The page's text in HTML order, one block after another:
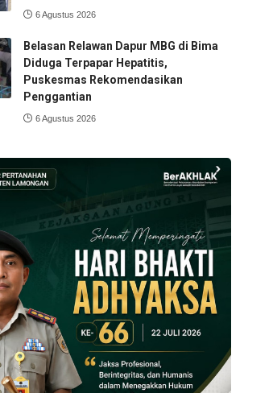
6 Agustus 2026
Belasan Relawan Dapur MBG di Bima
Diduga Terpapar Hepatitis,
Puskesmas Rekomendasikan
Penggantian
6 Agustus 2026